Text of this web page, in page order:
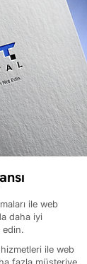
ile web
daha iyi
edin.
ile web